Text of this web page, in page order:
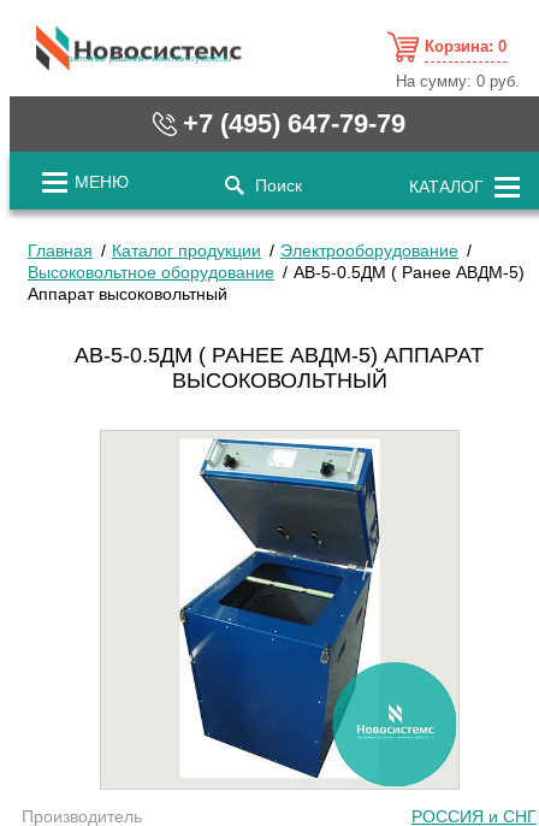
cистемные решения / www.novosystems.ru
Корзина: 0
На сумму:0 руб.
+7 (495) 647-79-79
МЕНЮ Поиск КАТАЛОГ
Главная Каталог продукции
Электрооборудование
Высоковольтное оборудование
АВ-5-0.5ДМ ( Ранее АВДМ-5)
Аппарат высоковольтный
АВ-5-0.5ДМ ( РАНЕЕ АВДМ-5) АППАРАТ
ВЫСОКОВОЛЬТНЫЙ
Производитель РОССИЯ и СНГ